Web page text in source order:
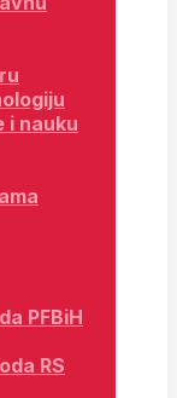
i nauku
PFBiH
RS